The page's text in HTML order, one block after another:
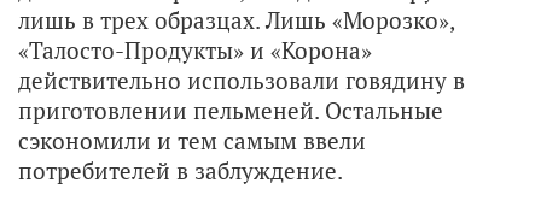
лишь в трех образцах. Лишь «Морозко»,
«Талосто-Продукты» и «Корона»
действительно использовали говядину в
приготовлении пельменей. Остальные
сэкономили и тем самым ввели
потребителей в заблуждение.